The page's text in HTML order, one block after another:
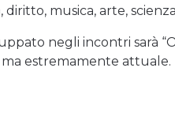
diritto, musica, arte,
negli incontri sarà
estremamente attuale.